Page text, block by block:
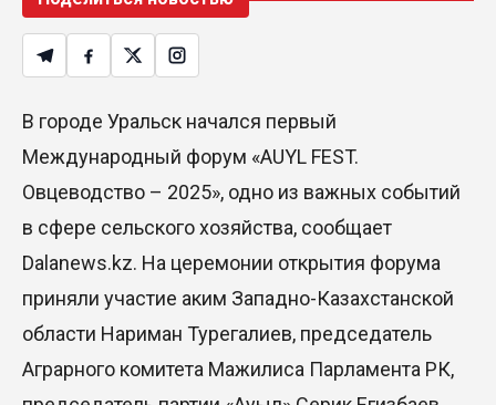
В городе Уральск начался первый
Международный форум «AUYL FEST.
Овцеводство – 2025», одно из важных событий
в сфере сельского хозяйства, сообщает
Dalanews.kz. На церемонии открытия форума
приняли участие аким Западно-Казахстанской
области Нариман Турегалиев, председатель
Аграрного комитета Мажилиса Парламента РК,